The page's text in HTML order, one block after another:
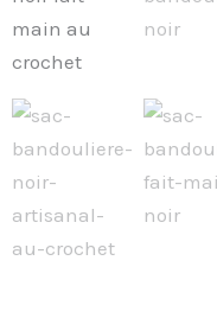
était :